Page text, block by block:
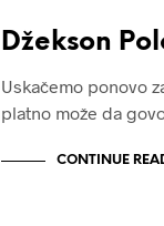
Džekson
Uskačemo ponovo
platno može da
CONTINUE